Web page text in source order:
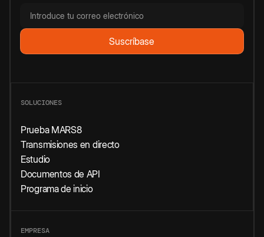
SOLUCIONES
Prueba MARS8
Transmisiones en directo
Estudio
Documentos de API
Programa de inicio
EMPRESA